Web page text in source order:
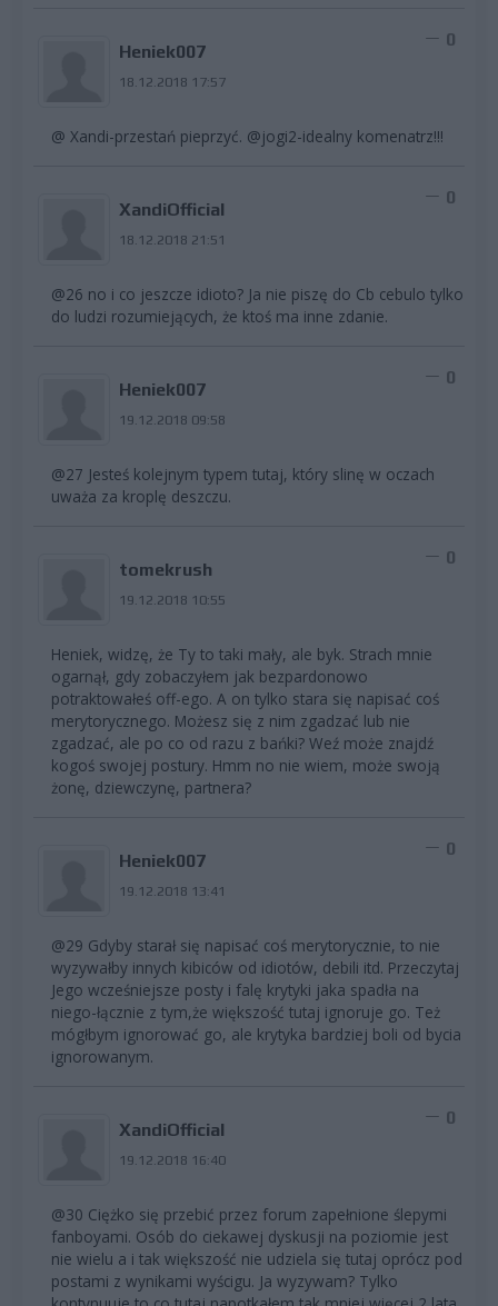
Heniek007
18.12.2018 17:57
0
@ Xandi-przestań pieprzyć. @jogi2-idealny komenatrz!!!
XandiOfficial
18.12.2018 21:51
0
@26 no i co jeszcze idioto? Ja nie piszę do Cb cebulo tylko
do ludzi rozumiejących, że ktoś ma inne zdanie.
Heniek007
19.12.2018 09:58
0
@27 Jesteś kolejnym typem tutaj, który slinę w oczach
uważa za kroplę deszczu.
tomekrush
19.12.2018 10:55
0
Heniek, widzę, że Ty to taki mały, ale byk. Strach mnie
ogarnął, gdy zobaczyłem jak bezpardonowo
potraktowałeś off-ego. A on tylko stara się napisać coś
merytorycznego. Możesz się z nim zgadzać lub nie
zgadzać, ale po co od razu z bańki? Weź może znajdź
kogoś swojej postury. Hmm no nie wiem, może swoją
żonę, dziewczynę, partnera?
Heniek007
19.12.2018 13:41
0
@29 Gdyby starał się napisać coś merytorycznie, to nie
wyzywałby innych kibiców od idiotów, debili itd. Przeczytaj
Jego wcześniejsze posty i falę krytyki jaka spadła na
niego-łącznie z tym,że większość tutaj ignoruje go. Też
mógłbym ignorować go, ale krytyka bardziej boli od bycia
ignorowanym.
XandiOfficial
19.12.2018 16:40
0
@30 Ciężko się przebić przez forum zapełnione ślepymi
fanboyami. Osób do ciekawej dyskusji na poziomie jest
nie wielu a i tak większość nie udziela się tutaj oprócz pod
postami z wynikami wyścigu. Ja wyzywam? Tylko